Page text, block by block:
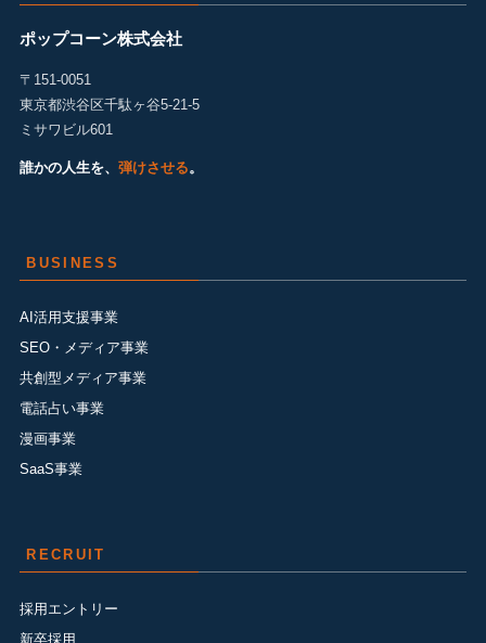
ポップコーン株式会社
〒151-0051
東京都渋谷区千駄ヶ谷5-21-5
ミサワビル601
誰かの人生を、 弾けさせる。
BUSINESS
AI活用支援事業
SEO・メディア事業
共創型メディア事業
電話占い事業
漫画事業
SaaS事業
RECRUIT
採用エントリー
新卒採用